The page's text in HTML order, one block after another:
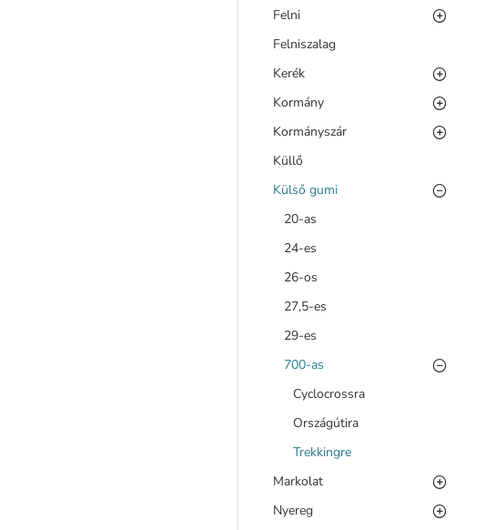
Felni
Felniszalag
Kerék
Kormány
Kormányszár
Küllő
Külső gumi
20-as
24-es
26-os
27,5-es
29-es
700-as
Cyclocrossra
Országútira
Trekkingre
Markolat
Nyereg